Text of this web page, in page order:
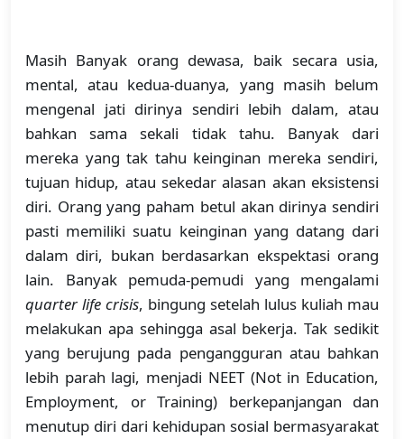
Masih Banyak orang dewasa, baik secara usia,
mental, atau kedua-duanya, yang masih belum
mengenal jati dirinya sendiri lebih dalam, atau
bahkan sama sekali tidak tahu. Banyak dari
mereka yang tak tahu keinginan mereka sendiri,
tujuan hidup, atau sekedar alasan akan eksistensi
diri. Orang yang paham betul akan dirinya sendiri
pasti memiliki suatu keinginan yang datang dari
dalam diri, bukan berdasarkan ekspektasi orang
lain. Banyak pemuda-pemudi yang mengalami
quarter life crisis, bingung setelah lulus kuliah mau
melakukan apa sehingga asal bekerja. Tak sedikit
yang berujung pada pengangguran atau bahkan
lebih parah lagi, menjadi NEET (Not in Education,
Employment, or Training) berkepanjangan dan
menutup diri dari kehidupan sosial bermasyarakat